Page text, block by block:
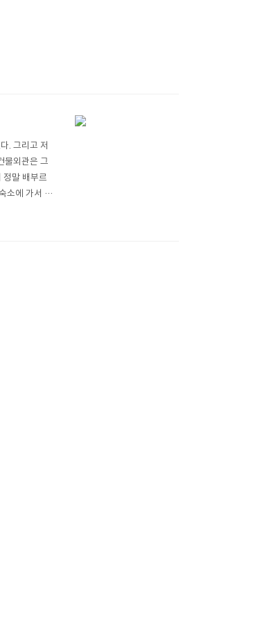
. 그리고 저
물외관은 그
정말 배부르
소에 가서 먹
전이나 지금